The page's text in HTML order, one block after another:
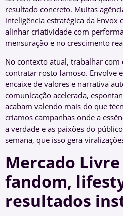
resultado concreto. Muitas
inteligência estratégica da Envox
alinhar criatividade com
mensuração e no crescimento
No contexto atual, trabalhar com
contratar rosto famoso. Envolve
encaixe de valores e narrativa
comunicação acelerada,
acabam valendo mais do que
criamos campanhas onde a
a verdade e as paixões do
semana, que isso gera
Mercado
fandom,
resultados